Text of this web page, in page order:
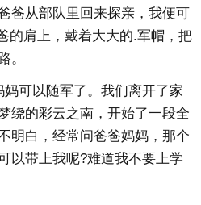
爸从部队里回来探亲，我便可
的肩上，戴着大大的.军帽，把
。
可以随军了。我们离开了家
绕的彩云之南，开始了一段全
明白，经常问爸爸妈妈，那个
以带上我呢?难道我不要上学